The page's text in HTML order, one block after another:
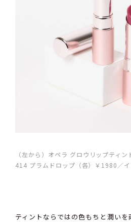
（左から）オペラ グロウリップティ
414 プラムドロップ（各）￥1980／イ
ティントならではの色もちと潤い